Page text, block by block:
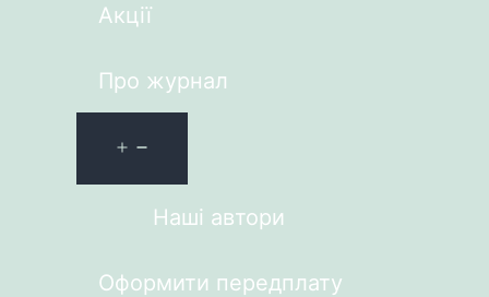
Акції
Про журнал
Наші автори
Оформити передплату